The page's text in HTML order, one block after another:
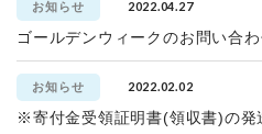
お知らせ 2022.04.27
ゴールデンウィークのお問い合
お知らせ 2022.02.02
※寄付金受領証明書(領収書)の発